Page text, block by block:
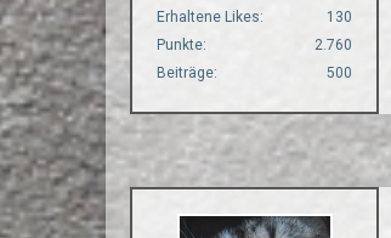
Erhaltene Likes
130
Punkte
2.760
Beiträge
500